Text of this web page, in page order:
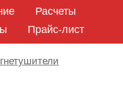
Расчеты
Прайс-лист